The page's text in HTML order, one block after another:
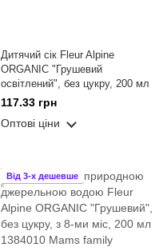
Дитячий сік Fleur Alpine
ORGANIC "Грушевий
освітлений", без цукру, 200 мл
117.33 грн
Оптові ціни
Від 3-х дешевше